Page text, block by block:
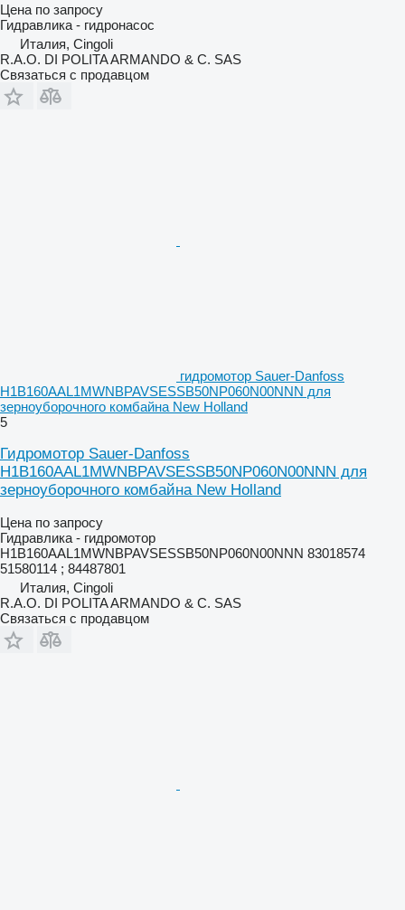
Цена по запросу
Гидравлика - гидронасос
Италия, Cingoli
R.A.O. DI POLITA ARMANDO & C. SAS
Связаться с продавцом
гидромотор Sauer-Danfoss
H1B160AAL1MWNBPAVSESSB50NP060N00NNN для
зерноуборочного комбайна New Holland
5
Гидромотор Sauer-Danfoss
H1B160AAL1MWNBPAVSESSB50NP060N00NNN для
зерноуборочного комбайна New Holland
Цена по запросу
Гидравлика - гидромотор
H1B160AAL1MWNBPAVSESSB50NP060N00NNN 83018574
51580114 ; 84487801
Италия, Cingoli
R.A.O. DI POLITA ARMANDO & C. SAS
Связаться с продавцом